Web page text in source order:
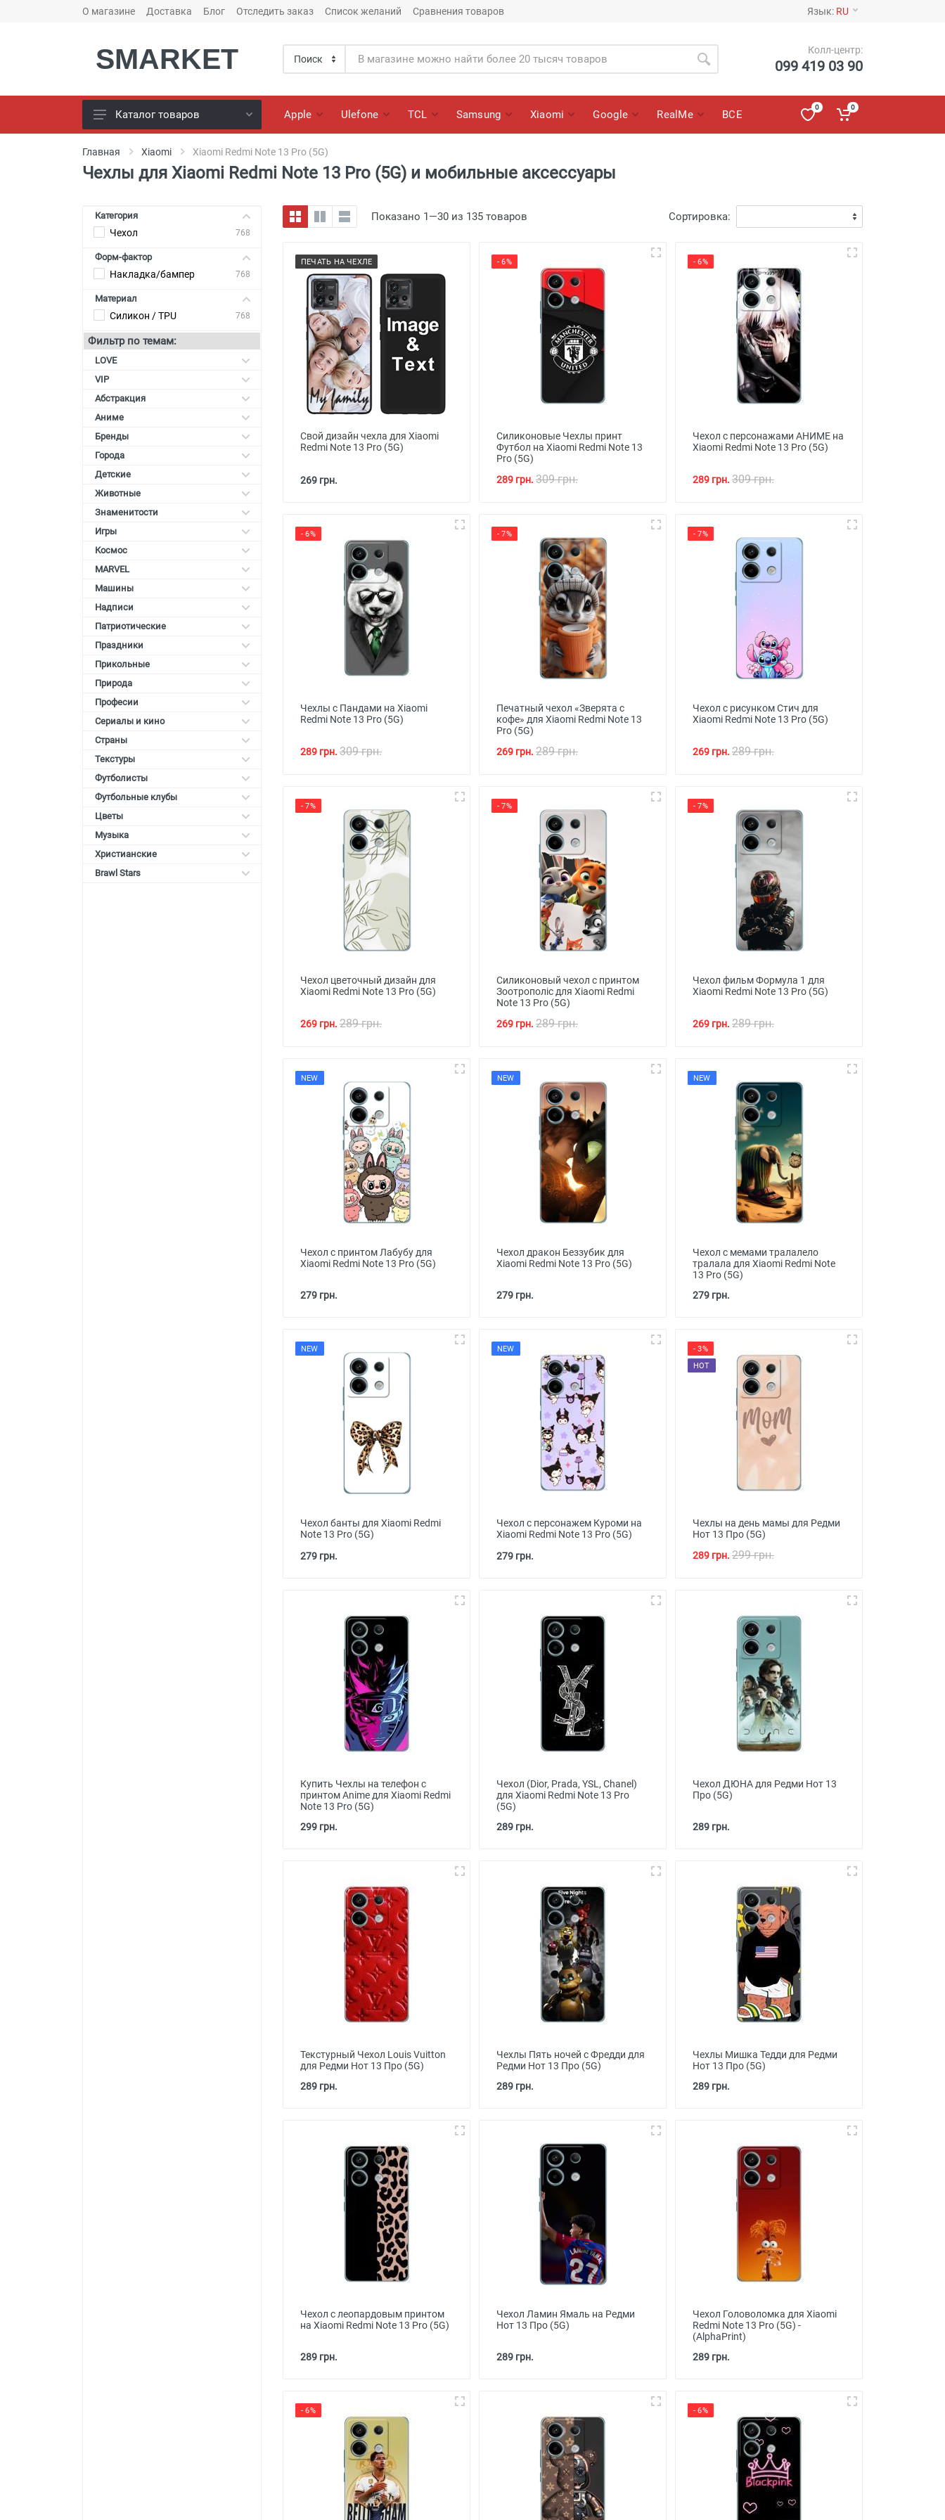
О магазине Доставка Блог Отследить заказ Список желаний Сравнения товаров Язык: RU
SMARKET Колл-центр:
099 419 03 90
Чехлы для телефонов
Конструктор чехлов
Bluetooth колоноки
Универсальные наушники
Кабели для смартфонов
Карты памяти
Автоаксессуары для
Смарт гаджеты и аксессуары
Другие аксессуары
Каталог товаров Apple Ulefone TCL Samsung Xiaomi Google RealMe ВСЕ
0 0
Главная Xiaomi Xiaomi Redmi Note 13 Pro (5G)
Чехлы для Xiaomi Redmi Note 13 Pro (5G) и мобильные аксессуары
Категория
Чехол 768
Форм-фактор
Накладка/бампер 768
Материал
Силикон / TPU 768
Фильтр по темам:
LOVE
VIP
Абстракция
Аниме
Бренды
Города
Детские
Животные
Знаменитости
Игры
Космос
MARVEL
Машины
Надписи
Патриотические
Праздники
Прикольные
Природа
Професии
Сериалы и кино
Страны
Текстуры
Футболисты
Футбольные клубы
Цветы
Музыка
Христианские
Brawl Stars
Показано 1—30 из 135 товаров Сортировка:
ПЕЧАТЬ НА ЧЕХЛЕ
Свой дизайн чехла для Xiaomi
Redmi Note 13 Pro (5G)
269 грн.
- 6%
Силиконовые Чехлы принт
Футбол на Xiaomi Redmi Note 13
Pro (5G)
289 грн. 309 грн.
- 6%
Чехол с персонажами АНИМЕ на
Xiaomi Redmi Note 13 Pro (5G)
289 грн. 309 грн.
- 6%
Чехлы с Пандами на Xiaomi
Redmi Note 13 Pro (5G)
289 грн. 309 грн.
- 7%
Печатный чехол «Зверята с
кофе» для Xiaomi Redmi Note 13
Pro (5G)
269 грн. 289 грн.
- 7%
Чехол с рисунком Стич для
Xiaomi Redmi Note 13 Pro (5G)
269 грн. 289 грн.
- 7%
Чехол цветочный дизайн для
Xiaomi Redmi Note 13 Pro (5G)
269 грн. 289 грн.
- 7%
Силиконовый чехол с принтом
Зоотрополіс для Xiaomi Redmi
Note 13 Pro (5G)
269 грн. 289 грн.
- 7%
Чехол фильм Формула 1 для
Xiaomi Redmi Note 13 Pro (5G)
269 грн. 289 грн.
NEW
Чехол с принтом Лабубу для
Xiaomi Redmi Note 13 Pro (5G)
279 грн.
NEW
Чехол дракон Беззубик для
Xiaomi Redmi Note 13 Pro (5G)
279 грн.
NEW
Чехол с мемами тралалело
тралала для Xiaomi Redmi Note
13 Pro (5G)
279 грн.
NEW
Чехол банты для Xiaomi Redmi
Note 13 Pro (5G)
279 грн.
NEW
Чехол с персонажем Куроми на
Xiaomi Redmi Note 13 Pro (5G)
279 грн.
- 3%
HOT
Чехлы на день мамы для Редми
Нот 13 Про (5G)
289 грн. 299 грн.
Купить Чехлы на телефон с
принтом Anime для Xiaomi Redmi
Note 13 Pro (5G)
299 грн.
Чехол (Dior, Prada, YSL, Chanel)
для Xiaomi Redmi Note 13 Pro
(5G)
289 грн.
Чехол ДЮНА для Редми Нот 13
Про (5G)
289 грн.
Текстурный Чехол Louis Vuitton
для Редми Нот 13 Про (5G)
289 грн.
Чехлы Пять ночей с Фредди для
Редми Нот 13 Про (5G)
289 грн.
Чехлы Мишка Тедди для Редми
Нот 13 Про (5G)
289 грн.
Чехол с леопардовым принтом
на Xiaomi Redmi Note 13 Pro (5G)
289 грн.
Чехол Ламин Ямаль на Редми
Нот 13 Про (5G)
289 грн.
Чехол Головоломка для Xiaomi
Redmi Note 13 Pro (5G) -
(AlphaPrint)
289 грн.
- 6% - 6%